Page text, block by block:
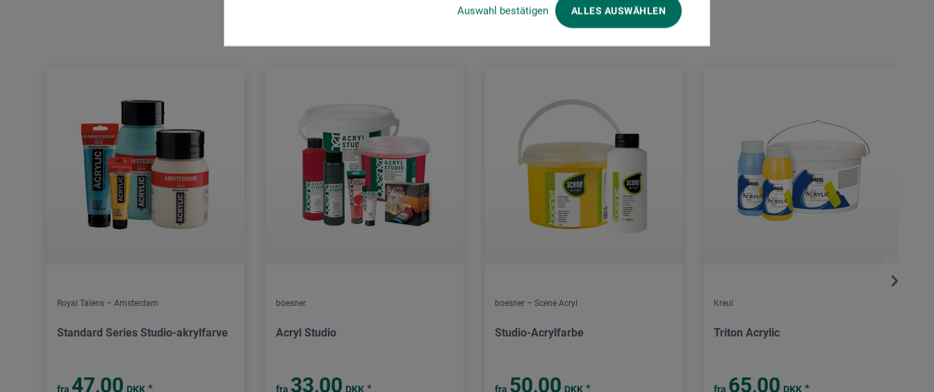
Auswahl bestätigen ALLES AUSWÄHLEN
Royal Talens – Amsterdam
Standard Series Studio-akrylfarve
fra 47,00 DKK *
boesner
Acryl Studio
fra 33,00 DKK *
boesner – Scene Acryl
Studio-Acrylfarbe
fra 50,00 DKK *
Kreul
Triton Acrylic
fra 65,00 DKK *